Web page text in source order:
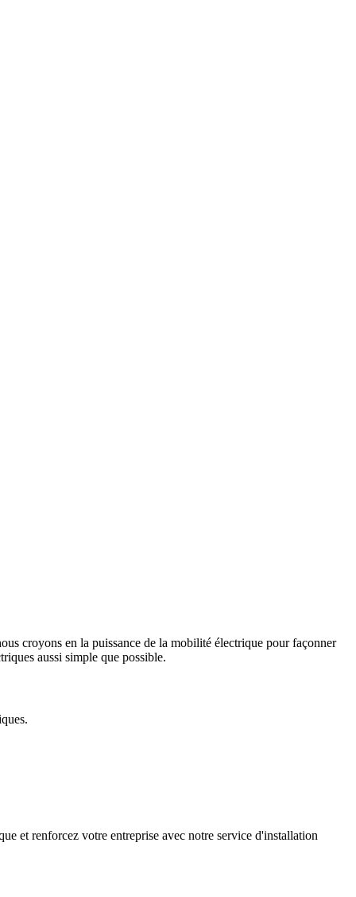
croyons en la puissance de la mobilité électrique pour façonner
aussi simple que possible.
et renforcez votre entreprise avec notre service d'installation